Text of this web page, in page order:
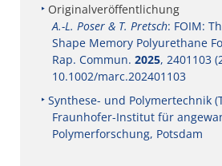
Originalveröffentlichung
A.-L. Poser & T. Pretsch: FOIM:
Shape Memory Polyurethane
Rap. Commun. 2025, 2401103
10.1002/marc.202401103
Synthese- und Polymertechnik
Fraunhofer-Institut für
Polymerforschung, Potsdam